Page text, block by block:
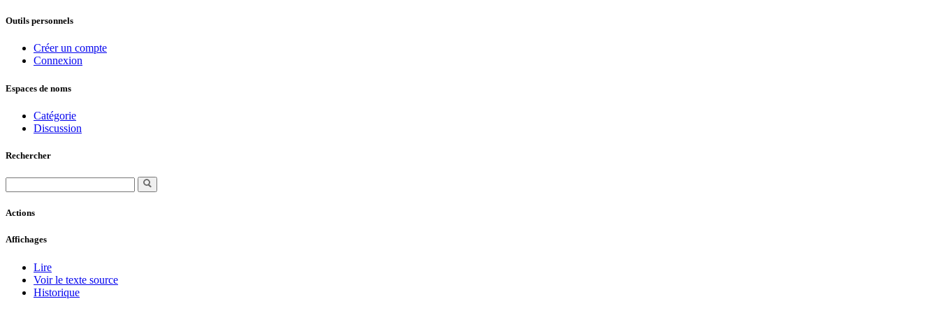
Outils personnels
Créer un compte
Connexion
Espaces de noms
Catégorie
Discussion
Rechercher
Actions
Affichages
Lire
Voir le texte source
Historique